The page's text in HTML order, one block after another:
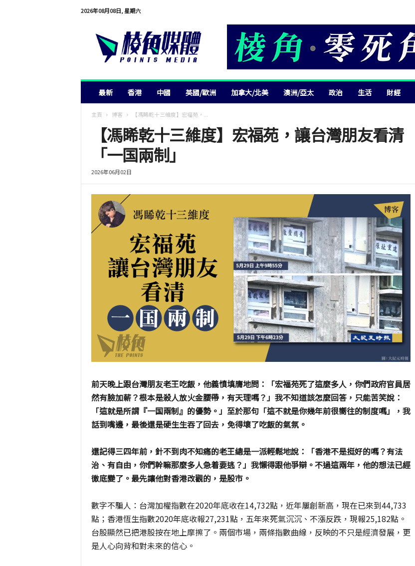
2026年08月08日, 星期六
最新 香港 中國 英國/歐洲 加拿大/北美 澳洲/亞太 政治 生活 財經
主頁 博客 【馮睎乾十三維度】宏福苑，...
【馮睎乾十三維度】宏福苑，讓台灣朋友看清
「一国兩制」
2026年06月02日
前天晚上跟台灣朋友老王吃飯，他義憤填膺地問：「宏福苑死了這麼多人，你們政府官員居
然有臉加薪？根本是殺人放火金腰帶，有天理嗎？」我不知道該怎麼回答，只能苦笑說：
「這就是所謂『一国兩制』的優勢。」至於那句「這不就是你幾年前很嚮往的制度嗎」，我
話到嘴邊，最後還是硬生生吞了回去，免得壞了吃飯的氣氛。
還記得三四年前，針不到肉不知痛的老王總是一派輕鬆地說：「香港不是挺好的嗎？有法
治、有自由，你們幹嘛那麼多人急着要逃？」我懶得跟他爭辯。不過這兩年，他的想法已經
徹底變了。最先讓他對香港改觀的，是股市。
數字不騙人：台灣加權指數在2020年底收在14,732點，近年屢創新高，現在已來到44,733
點；香港恆生指數2020年底收報27,231點，五年來死氣沉沉、不漲反跌，現報25,182點。
台股顯然已把港股按在地上摩擦了。兩個市場，兩條指數曲線，反映的不只是經濟發展，更
是人心向背和對未來的信心。